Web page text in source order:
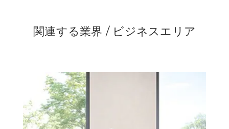
関連する業界 / ビジネスエリア